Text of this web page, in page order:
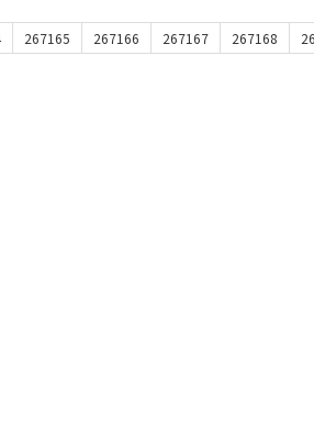
267165 267166 267167 267168